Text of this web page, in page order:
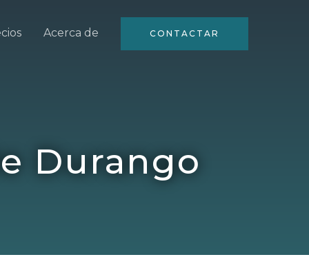
Acerca de CONTACTAR
Durango